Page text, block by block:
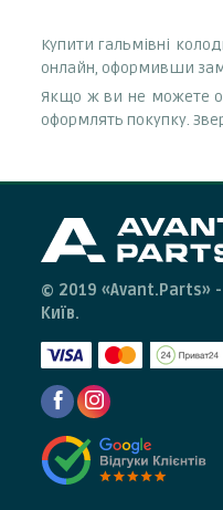
Купити гальмівні
онлайн, оформивши
Якщо ж ви не можете
оформлять покупку.
© 2019 «Avant.Parts»
Київ.